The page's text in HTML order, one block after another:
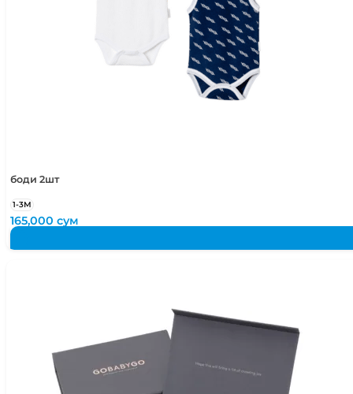
боди 2шт
1-3М
165,000сум